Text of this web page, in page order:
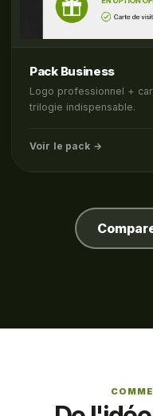
Pack Business
Logo professionnel +
trilogie indispensable.
Voir le pack →